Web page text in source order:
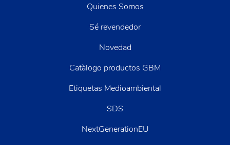
Quienes Somos
Sé revendedor
Novedad
Catàlogo productos GBM
Etiquetas Medioambiental
SDS
NextGenerationEU